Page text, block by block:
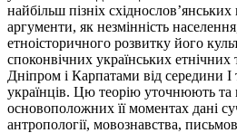
найбільш пізніх східнослов’янських
аргументи, як незмінність
етноісторичного розвитку його
споконвічних українських
Дніпром і Карпатами від середини I
українців. Цю теорію уточнюють та
основоположних її моментах дані
антропології, мовознавства,